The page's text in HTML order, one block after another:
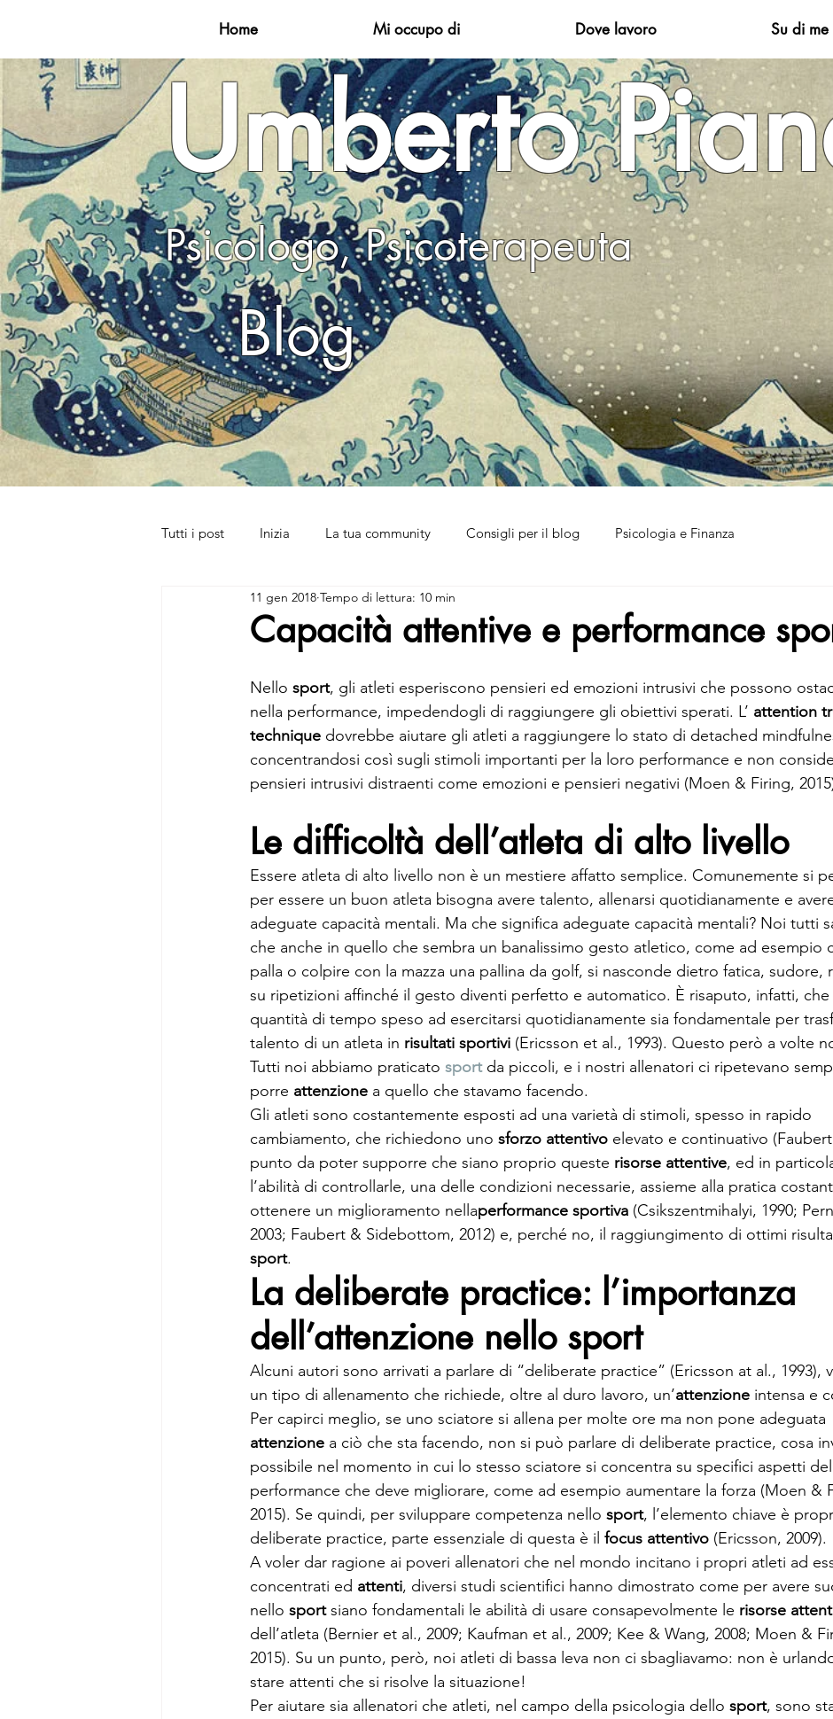
Home Mi occupo di Dove lavoro Su di me
Umberto
Psicologo, Psicoterapeuta
Blog
Tutti i post Inizia La tua community Consigli per il blog Psicologia e Finanza
Capacità attentive e performance
11 gen 2018 Tempo di lettura: 10 min
Nello sport, gli atleti esperiscono pensieri ed emozioni intrusivi che possono
nella performance, impedendogli di raggiungere gli obiettivi sperati. L’ attention
technique dovrebbe aiutare gli atleti a raggiungere lo stato di detached
concentrandosi così sugli stimoli importanti per la loro performance e non
pensieri intrusivi distraenti come emozioni e pensieri negativi (Moen & Firing,
Le difficoltà dell’atleta di alto livello
Essere atleta di alto livello non è un mestiere affatto semplice. Comunemente si
per essere un buon atleta bisogna avere talento, allenarsi quotidianamente e
adeguate capacità mentali. Ma che significa adeguate capacità mentali? Noi tutti
che anche in quello che sembra un banalissimo gesto atletico, come ad esempio
palla o colpire con la mazza una pallina da golf, si nasconde dietro fatica, sudore,
su ripetizioni affinché il gesto diventi perfetto e automatico. È risaputo, infatti, che
quantità di tempo speso ad esercitarsi quotidianamente sia fondamentale per
talento di un atleta in risultati sportivi (Ericsson et al., 1993). Questo però a volte
Tutti noi abbiamo praticato sport da piccoli, e i nostri allenatori ci ripetevano
porre attenzione a quello che stavamo facendo.
Gli atleti sono costantemente esposti ad una varietà di stimoli, spesso in rapido
cambiamento, che richiedono uno sforzo attentivo elevato e continuativo
punto da poter supporre che siano proprio queste risorse attentive, ed in
l’abilità di controllarle, una delle condizioni necessarie, assieme alla pratica
ottenere un miglioramento nellaperformance sportiva (Csikszentmihalyi, 1990;
2003; Faubert & Sidebottom, 2012) e, perché no, il raggiungimento di ottimi
sport.
La deliberate practice: l’importanza
dell’attenzione nello sport
Alcuni autori sono arrivati a parlare di “deliberate practice” (Ericsson at al., 1993),
un tipo di allenamento che richiede, oltre al duro lavoro, un’attenzione intensa e
Per capirci meglio, se uno sciatore si allena per molte ore ma non pone adeguata
attenzione a ciò che sta facendo, non si può parlare di deliberate practice, cosa
possibile nel momento in cui lo stesso sciatore si concentra su specifici aspetti
performance che deve migliorare, come ad esempio aumentare la forza (Moen &
2015). Se quindi, per sviluppare competenza nello sport, l’elemento chiave è
deliberate practice, parte essenziale di questa è il focus attentivo (Ericsson, 2009).
A voler dar ragione ai poveri allenatori che nel mondo incitano i propri atleti ad
concentrati ed attenti, diversi studi scientifici hanno dimostrato come per avere
nello sport siano fondamentali le abilità di usare consapevolmente le risorse
dell’atleta (Bernier et al., 2009; Kaufman et al., 2009; Kee & Wang, 2008; Moen &
2015). Su un punto, però, noi atleti di bassa leva non ci sbagliavamo: non è
stare attenti che si risolve la situazione!
Per aiutare sia allenatori che atleti, nel campo della psicologia dello sport, sono